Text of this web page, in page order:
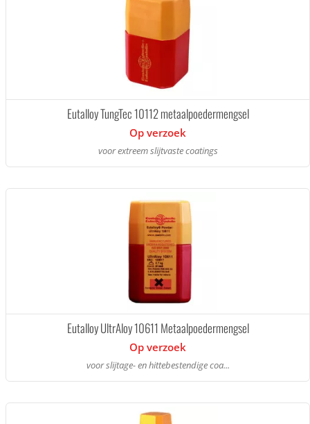
Eutalloy TungTec 10112 metaalpoedermengsel
Op verzoek
voor extreem slijtvaste coatings
Eutalloy UltrAloy 10611 Metaalpoedermengsel
Op verzoek
voor slijtage- en hittebestendige coa...